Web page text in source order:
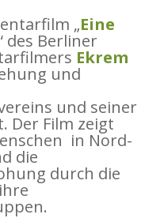
„Eine
des Berliner
Ekrem
und
und seiner
Der Film zeigt
in Nord-
die
durch die